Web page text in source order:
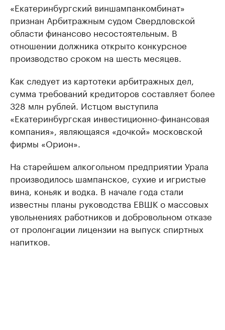
«Екатеринбургский виншампанкомбинат»
признан Арбитражным судом Свердловской
области финансово несостоятельным. В
отношении должника открыто конкурсное
производство сроком на шесть месяцев.
Как следует из картотеки арбитражных дел,
сумма требований кредиторов составляет более
328 млн рублей. Истцом выступила
«Екатеринбургская инвестиционно-финансовая
компания», являющаяся «дочкой» московской
фирмы «Орион».
На старейшем алкогольном предприятии Урала
производилось шампанское, сухие и игристые
вина, коньяк и водка. В начале года стали
известны планы руководства ЕВШК о массовых
увольнениях работников и добровольном отказе
от пролонгации лицензии на выпуск спиртных
напитков.